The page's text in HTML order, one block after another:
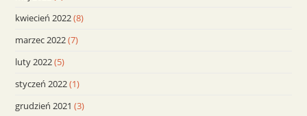
kwiecień 2022(8)
marzec 2022(7)
luty 2022(5)
styczeń 2022(1)
grudzień 2021 (3)